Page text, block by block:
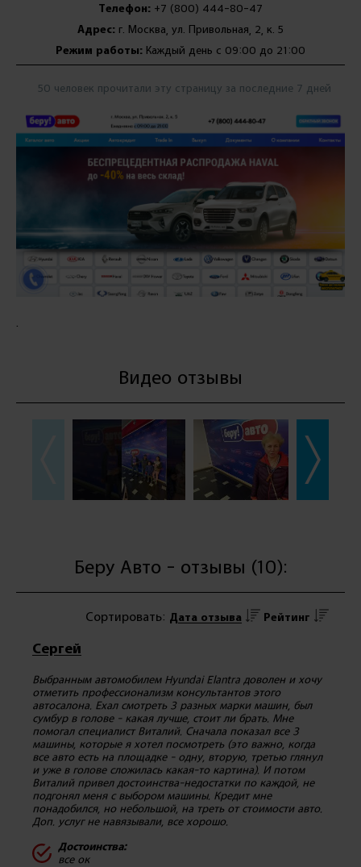
Телефон: +7 (800) 444-80-47
Адрес: г. Москва, ул. Привольная, 2, к. 5
Режим работы: Каждый день с 09:00 до 21:00
50 человек прочитали эту страницу за последние 7 дней
.
Видео отзывы
Беру Авто - отзывы (10):
Сортировать: Дата отзыва Рейтинг
Сергей
Выбранным автомобилем Hyundai Elantra доволен и хочу
отметить профессионализм консультантов этого
автосалона. Ехал смотреть 3 разных марки машин, был
сумбур в голове - какая лучше, стоит ли брать. Мне
помогал специалист Виталий. Сначала показал все 3
машины, которые я хотел посмотреть (это важно, когда
все авто есть на площадке - одну, вторую, третью глянул
и уже в голове сложилась какая-то картина). И потом
Виталий привел достоинства-недостатки по каждой, не
подгонял меня с выбором машины. Кредит мне
понадобился, но небольшой, на треть от стоимости авто.
Доп. услуг не навязывали, все хорошо.
Достоинства:
все ок